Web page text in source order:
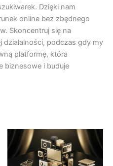
Dzięki nam
online bez zbędnego
Skoncentruj się na
podczas gdy my
platformę, która
biznesowe i buduje